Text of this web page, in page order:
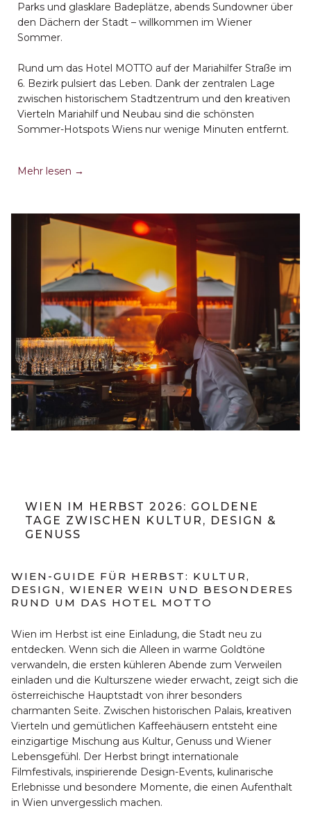
Parks und glasklare Badeplätze, abends Sundowner über
den Dächern der Stadt – willkommen im Wiener
Sommer.
Rund um das Hotel MOTTO auf der Mariahilfer Straße im
6. Bezirk pulsiert das Leben. Dank der zentralen Lage
zwischen historischem Stadtzentrum und den kreativen
Vierteln Mariahilf und Neubau sind die schönsten
Sommer-Hotspots Wiens nur wenige Minuten entfernt.
Mehr lesen Öffnet
neuen
Fenster
WIEN IM HERBST 2026: GOLDENE
TAGE ZWISCHEN KULTUR, DESIGN &
GENUSS
WIEN-GUIDE FÜR HERBST: KULTUR,
DESIGN, WIENER WEIN UND BESONDERES
RUND UM DAS HOTEL MOTTO
Wien im Herbst ist eine Einladung, die Stadt neu zu
entdecken. Wenn sich die Alleen in warme Goldtöne
verwandeln, die ersten kühleren Abende zum Verweilen
einladen und die Kulturszene wieder erwacht, zeigt sich die
österreichische Hauptstadt von ihrer besonders
charmanten Seite. Zwischen historischen Palais, kreativen
Vierteln und gemütlichen Kaffeehäusern entsteht eine
einzigartige Mischung aus Kultur, Genuss und Wiener
Lebensgefühl. Der Herbst bringt internationale
Filmfestivals, inspirierende Design-Events, kulinarische
Erlebnisse und besondere Momente, die einen Aufenthalt
in Wien unvergesslich machen.